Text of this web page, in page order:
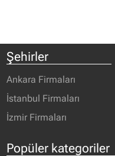
Şehirler
Ankara Firmaları
İstanbul Firmaları
İzmir Firmaları
Popüler kategoriler